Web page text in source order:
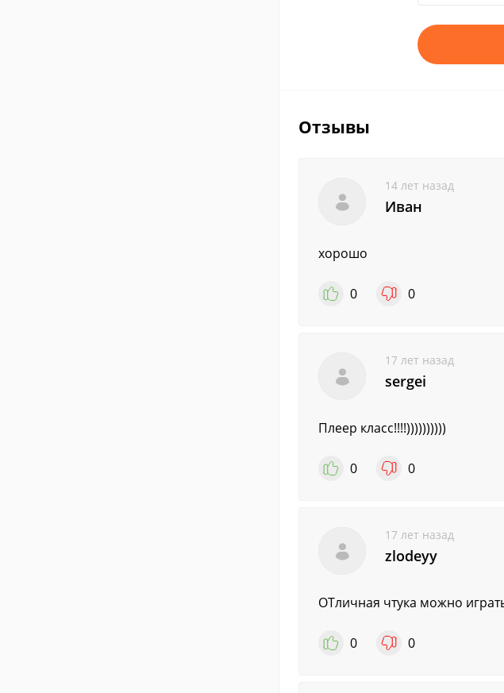
Отзывы
14 лет назад
Иван
хорошо
0 0
17 лет назад
sergei
Плеер класс!!!!))))))))))
0 0
17 лет назад
zlodeyy
ОТличная чтука можно
0 0